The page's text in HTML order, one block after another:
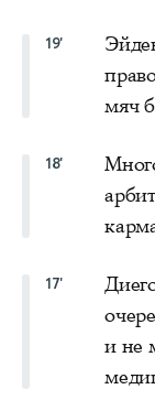
19'
мяч
18'
17'
и не